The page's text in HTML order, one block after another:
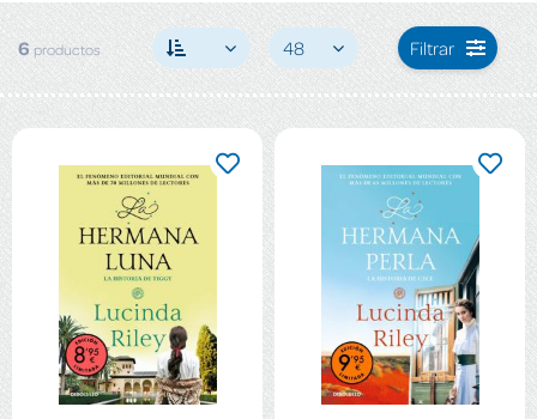
6 productos 48 Filtrar